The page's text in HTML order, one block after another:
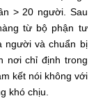
> 20 người. Sau
từ bộ phận tư
người và chuẩn bị
nơi chỉ định trong
kết nói không với
khó chịu.